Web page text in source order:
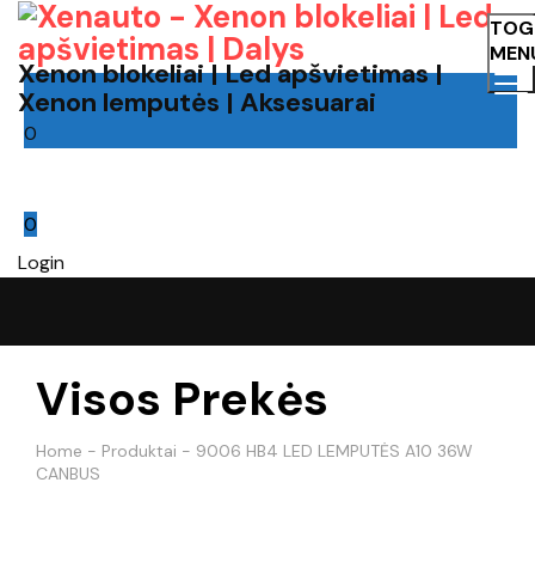
Xenon blokeliai | Led apšvietimas |
Xenon lemputės | Aksesuarai
0
0
Login
Visos Prekės
Home - Produktai - 9006 HB4 LED LEMPUTĖS A10 36W
CANBUS